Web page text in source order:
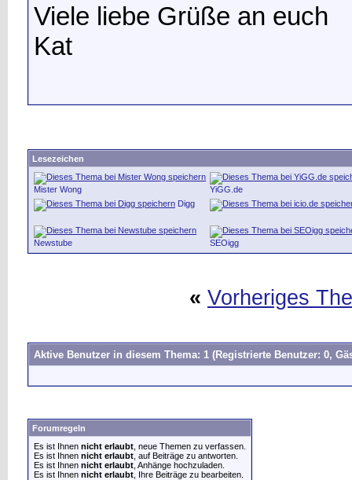
Viele liebe Grüße an euch
Kat
Lesezeichen
Mister Wong
YiGG.de
Digg
Newstube SEOigg
« Vorheriges
Aktive Benutzer in diesem Thema: 1 (Registrierte Benutzer: 0,
Forumregeln
Es ist Ihnen nicht erlaubt , neue Themen zu verfassen.
Es ist Ihnen nicht erlaubt , auf Beiträge zu antworten.
Es ist Ihnen nicht erlaubt , Anhänge hochzuladen.
Es ist Ihnen nicht erlaubt , Ihre Beiträge zu bearbeiten.